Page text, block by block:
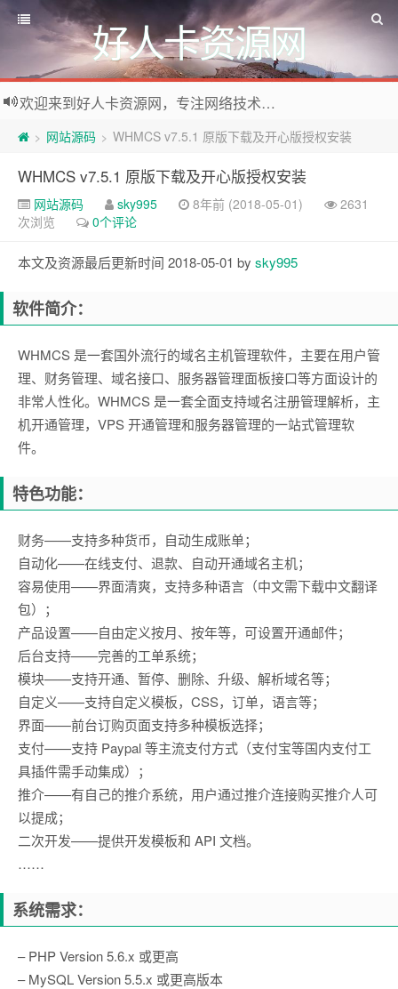
好人卡资源网
欢迎来到好人卡资源网，专注网络技术资源收集，我们不仅是网络资源的搬运工，也生产原创资源。寻找资源请留言或关注公众号:烈日下的男人
> 网站源码 > WHMCS v7.5.1 原版下载及开心版授权安装
WHMCS v7.5.1 原版下载及开心版授权安装
网站源码 sky995 8年前 (2018-05-01)
2631
次浏览
0个评论
本文及资源最后更新时间 2018-05-01 by sky995
软件简介：
WHMCS 是一套国外流行的域名主机管理软件，主要在用户管
理、财务管理、域名接口、服务器管理面板接口等方面设计的
非常人性化。WHMCS 是一套全面支持域名注册管理解析，主
机开通管理，VPS 开通管理和服务器管理的一站式管理软
件。
特色功能：
财务——支持多种货币，自动生成账单；
自动化——在线支付、退款、自动开通域名主机；
容易使用——界面清爽，支持多种语言（中文需下载中文翻译
包）；
产品设置——自由定义按月、按年等，可设置开通邮件；
后台支持——完善的工单系统；
模块——支持开通、暂停、删除、升级、解析域名等；
自定义——支持自定义模板，CSS，订单，语言等；
界面——前台订购页面支持多种模板选择；
支付——支持 Paypal 等主流支付方式（支付宝等国内支付工
具插件需手动集成）；
推介——有自己的推介系统，用户通过推介连接购买推介人可
以提成；
二次开发——提供开发模板和 API 文档。
……
系统需求：
– PHP Version 5.6.x 或更高
– MySQL Version 5.5.x 或更高版本